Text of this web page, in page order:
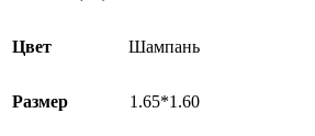
Цвет Шампань
Размер 1.65*1.60